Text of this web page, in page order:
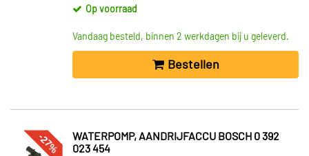
Op voorraad
Vandaag besteld, binnen 2 werkdagen bij u geleverd.
Bestellen
-27%
WATERPOMP, AANDRIJFACCU BOSCH 0 392
023 454